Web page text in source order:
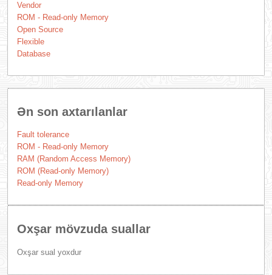
Vendor
ROM - Read-only Memory
Open Source
Flexible
Database
Ən son axtarılanlar
Fault tolerance
ROM - Read-only Memory
RAM (Random Access Memory)
ROM (Read-only Memory)
Read-only Memory
Oxşar mövzuda suallar
Oxşar sual yoxdur